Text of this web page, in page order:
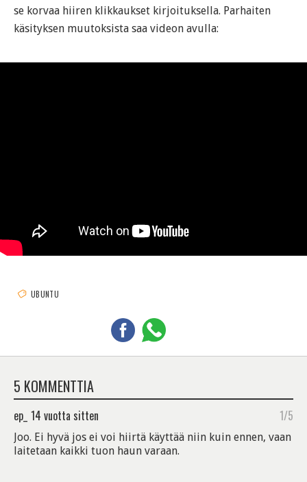
se korvaa hiiren klikkaukset kirjoituksella. Parhaiten
käsityksen muutoksista saa videon avulla:
UBUNTU
5 KOMMENTTIA
ep_ 14 vuotta sitten 1/5
Joo. Ei hyvä jos ei voi hiirtä käyttää niin kuin ennen, vaan
laitetaan kaikki tuon haun varaan.